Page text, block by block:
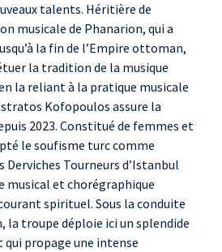
Salim Mete Edman
direction, oud
Emre Isik, ney
Kaan Sezerler
kamanché
Rifat Caliskan,
bendir
Mustafa Dedeoğlu,
kanun
Pınar Yatarkalkmaz
semazen
talents. Héritière de
musicale de Phanarion, qui a
la fin de l’Empire ottoman,
la tradition de la musique
la reliant à la pratique musicale
Kofopoulos assure la
2023. Constitué de femmes et
le soufisme turc comme
Derviches Tourneurs d’Istanbul
musical et chorégraphique
spirituel. Sous la conduite
la troupe déploie ici un splendide
propage une intense